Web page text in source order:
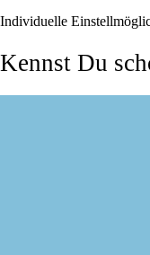
Individuelle
Kennst Du